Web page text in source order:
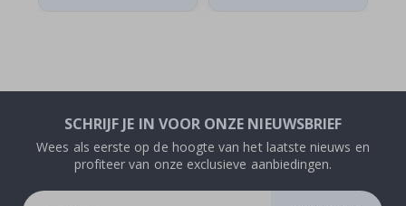
SCHRIJF JE IN VOOR ONZE NIEUWSBRIEF
Wees als eerste op de hoogte van het laatste nieuws en
profiteer van onze exclusieve aanbiedingen.